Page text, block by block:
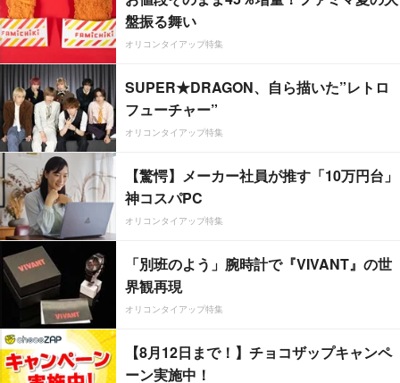
盤振る舞い
オリコンタイアップ特集
SUPER★DRAGON、自ら描いた”レトロ
フューチャー”
オリコンタイアップ特集
【驚愕】メーカー社員が推す「10万円台」
神コスパPC
オリコンタイアップ特集
「別班のよう」腕時計で『VIVANT』の世
界観再現
オリコンタイアップ特集
【8月12日まで！】チョコザップキャンペ
ーン実施中！